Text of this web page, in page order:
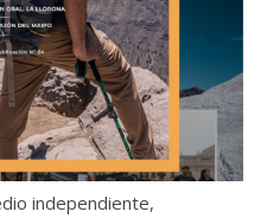
independiente,